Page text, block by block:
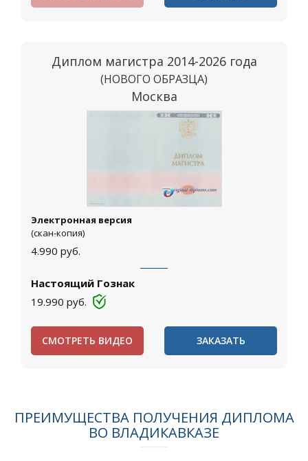
Диплом магистра 2014-2026 года
(НОВОГО ОБРАЗЦА)
Москва
Электронная версия
(скан-копия)
4.990 руб.
Настоящий Гознак
19.990 руб.
СМОТРЕТЬ ВИДЕО ЗАКАЗАТЬ
ПРЕИМУЩЕСТВА ПОЛУЧЕНИЯ ДИПЛОМА
ВО ВЛАДИКАВКАЗЕ